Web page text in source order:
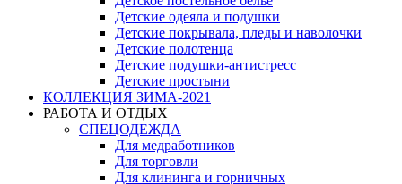
Детские одеяла и подушки
Детские покрывала, пледы и наволочки
Детские полотенца
Детские подушки-антистресс
Детские простыни
КОЛЛЕКЦИЯ ЗИМА-2021
РАБОТА И ОТДЫХ
СПЕЦОДЕЖДА
Для медработников
Для торговли
Для клининга и горничных